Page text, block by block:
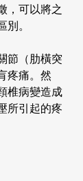
，可以將之
。
節（肋橫突
疼痛。然
椎病變造成
所引起的疼